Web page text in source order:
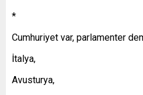
*
Cumhuriyet var, parlamenter
İtalya,
Avusturya,